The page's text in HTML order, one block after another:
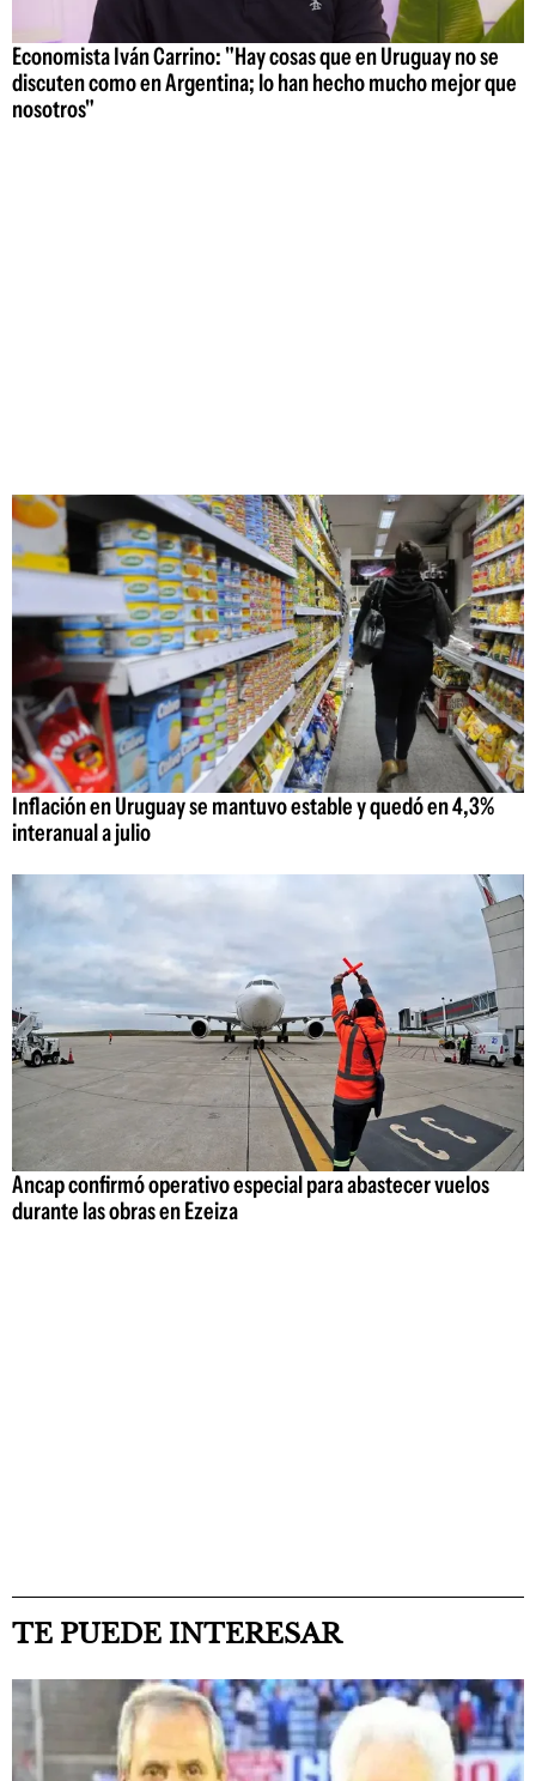
Economista Iván Carrino: "Hay cosas que en Uruguay no se
discuten como en Argentina; lo han hecho mucho mejor que
nosotros"
Inflación en Uruguay se mantuvo estable y quedó en 4,3%
interanual a julio
Ancap confirmó operativo especial para abastecer vuelos
durante las obras en Ezeiza
TE PUEDE INTERESAR